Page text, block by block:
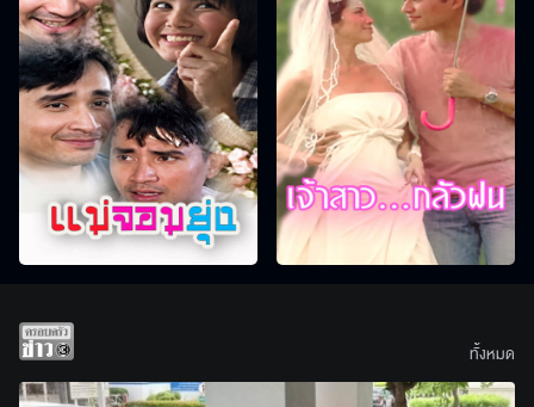
ทั้งหมด